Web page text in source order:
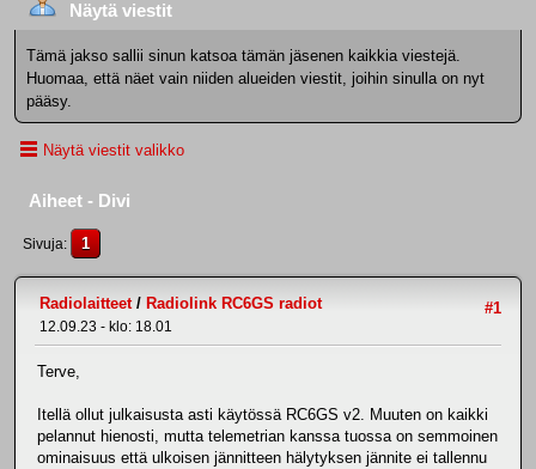
Näytä viestit
Tämä jakso sallii sinun katsoa tämän jäsenen kaikkia viestejä.
Huomaa, että näet vain niiden alueiden viestit, joihin sinulla on nyt
pääsy.
Näytä viestit valikko
Aiheet - Divi
Sivuja 1
#1
Radiolaitteet/ Radiolink RC6GS radiot
12.09.23 - klo: 18.01
Terve,
Itellä ollut julkaisusta asti käytössä RC6GS v2. Muuten on kaikki
pelannut hienosti, mutta telemetrian kanssa tuossa on semmoinen
ominaisuus että ulkoisen jännitteen hälytyksen jännite ei tallennu